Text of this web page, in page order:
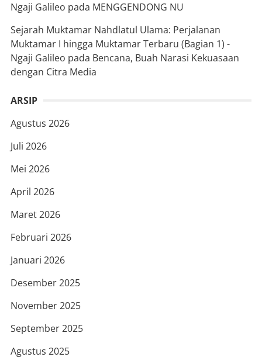
Ngaji Galileo pada MENGGENDONG NU
Sejarah Muktamar Nahdlatul Ulama: Perjalanan
Muktamar I hingga Muktamar Terbaru (Bagian 1) -
Ngaji Galileo pada Bencana, Buah Narasi Kekuasaan
dengan Citra Media
ARSIP
Agustus 2026
Juli 2026
Mei 2026
April 2026
Maret 2026
Februari 2026
Januari 2026
Desember 2025
November 2025
September 2025
Agustus 2025